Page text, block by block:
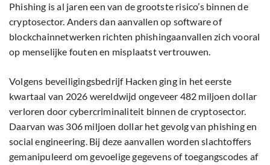
Phishing is al jaren een van de grootste risico’s binnen de
cryptosector. Anders dan aanvallen op software of
blockchainnetwerken richten phishingaanvallen zich vooral
op menselijke fouten en misplaatst vertrouwen.
Volgens beveiligingsbedrijf Hacken ging in het eerste
kwartaal van 2026 wereldwijd ongeveer 482 miljoen dollar
verloren door cybercriminaliteit binnen de cryptosector.
Daarvan was 306 miljoen dollar het gevolg van phishing en
social engineering. Bij deze aanvallen worden slachtoffers
gemanipuleerd om gevoelige gegevens of toegangscodes af